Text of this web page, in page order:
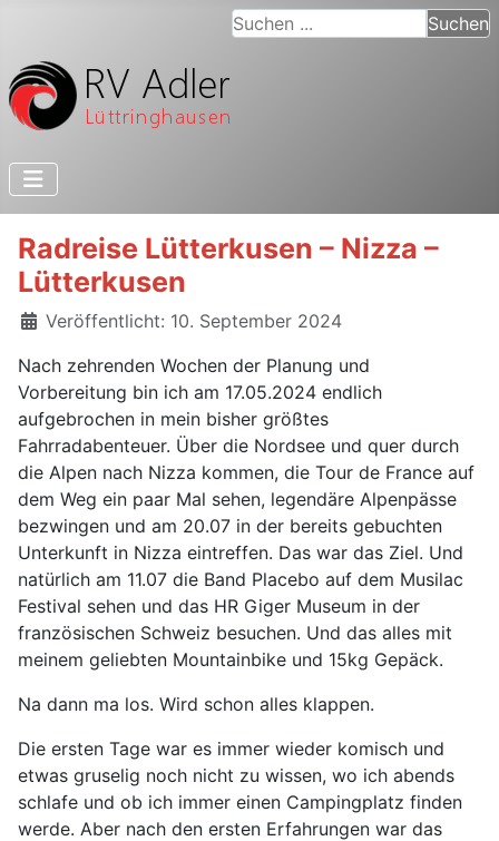
Suchen ... Suchen
Radreise Lütterkusen – Nizza –
Lütterkusen
Details
Veröffentlicht: 10. September 2024
Nach zehrenden Wochen der Planung und
Vorbereitung bin ich am 17.05.2024 endlich
aufgebrochen in mein bisher größtes
Fahrradabenteuer. Über die Nordsee und quer durch
die Alpen nach Nizza kommen, die Tour de France auf
dem Weg ein paar Mal sehen, legendäre Alpenpässe
bezwingen und am 20.07 in der bereits gebuchten
Unterkunft in Nizza eintreffen. Das war das Ziel. Und
natürlich am 11.07 die Band Placebo auf dem Musilac
Festival sehen und das HR Giger Museum in der
französischen Schweiz besuchen. Und das alles mit
meinem geliebten Mountainbike und 15kg Gepäck.
Na dann ma los. Wird schon alles klappen.
Die ersten Tage war es immer wieder komisch und
etwas gruselig noch nicht zu wissen, wo ich abends
schlafe und ob ich immer einen Campingplatz finden
werde. Aber nach den ersten Erfahrungen war das